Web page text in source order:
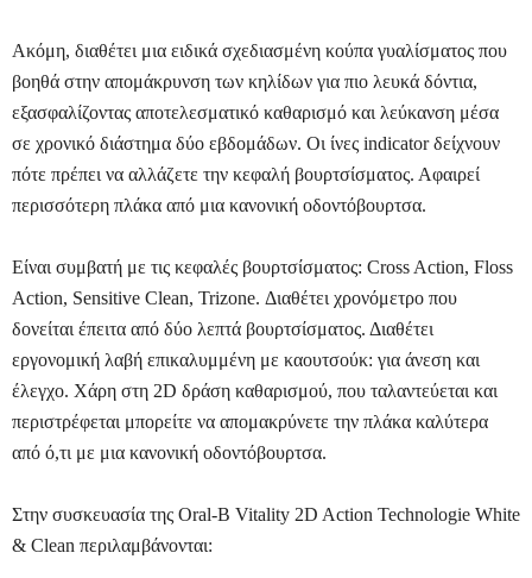
Ακόμη, διαθέτει μια ειδικά σχεδιασμένη κούπα γυαλίσματος που
βοηθά στην απομάκρυνση των κηλίδων για πιο λευκά δόντια,
εξασφαλίζοντας αποτελεσματικό καθαρισμό και λεύκανση μέσα
σε χρονικό διάστημα δύο εβδομάδων. Οι ίνες indicator δείχνουν
πότε πρέπει να αλλάζετε την κεφαλή βουρτσίσματος. Αφαιρεί
περισσότερη πλάκα από μια κανονική οδοντόβουρτσα.
Είναι συμβατή με τις κεφαλές βουρτσίσματος: Cross Action, Floss
Action, Sensitive Clean, Trizone. Διαθέτει χρονόμετρο που
δονείται έπειτα από δύο λεπτά βουρτσίσματος. Διαθέτει
εργονομική λαβή επικαλυμμένη με καουτσούκ: για άνεση και
έλεγχο. Χάρη στη 2D δράση καθαρισμού, που ταλαντεύεται και
περιστρέφεται μπορείτε να απομακρύνετε την πλάκα καλύτερα
από ό,τι με μια κανονική οδοντόβουρτσα.
Στην συσκευασία της Oral-B Vitality 2D Action Technologie White
& Clean περιλαμβάνονται: